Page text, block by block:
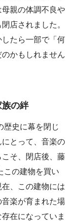
親の体調不良や
店されました。
たら一部で「何
かもしれません
族の絆
歴史に幕を閉じ
とって、音楽の
そ、閉店後、藤
この建物を買い
、この建物には
楽が育まれた場
在になっていま